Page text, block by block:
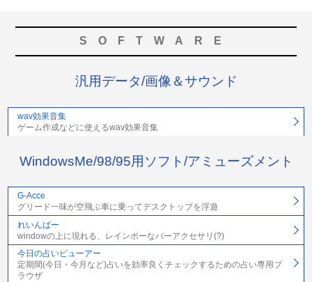
SOFTWARE
汎用データ/画像＆サウンド
wav効果音集
ゲーム作成などに使えるwav効果音集
WindowsMe/98/95用ソフト/アミューズメント
G-Acce
グリード一味が空飛ぶ車に乗ってデスクトップを浮遊
れいんばー
windowの上に現れる、レインボーなバーアクセサリ(?)
今日の占いビューアー
定期間(今日・今月など)占いを効率良くチェックするための占い専用ブ
ラウザ